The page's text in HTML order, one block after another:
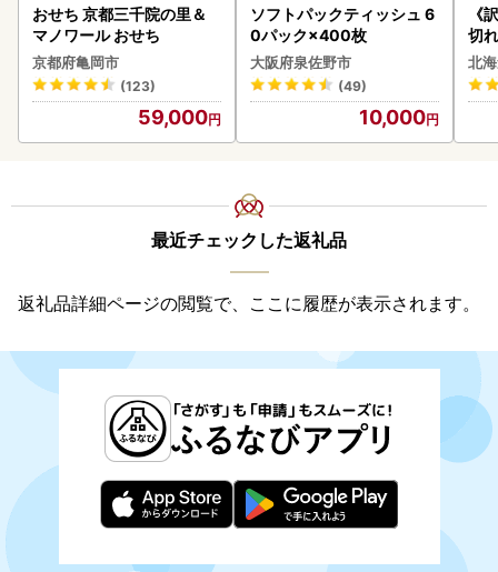
おせち 京都三千院の里＆
マノワール おせち
京都府亀岡市
(123)
59,000
ソフトパックティッシュ 6
0パック×400枚
大阪府泉佐野市
(49)
10,000
《
切
0g
北
最近チェックした返礼品
返礼品詳細ページの閲覧で、ここに履歴が表示されます。